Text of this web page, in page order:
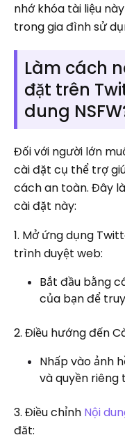
nhớ khóa tài liệu
trong gia đình sử
Làm cách
đặt trên
dung
Đối với người lớn
cài đặt cụ thể trợ
cách an toàn. Đây
cài đặt này:
1. Mở ứng dụng
trình duyệt web:
Bắt đầu bằng
của bạn để
2. Điều hướng đến
Nhấp vào ảnh
và quyền riêng
3. Điều chỉnh Nội
đặt: